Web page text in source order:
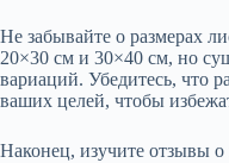
Не забывайте о размерах
20×30 см и 30×40 см, но
вариаций. Убедитесь, что
ваших целей, чтобы
Наконец, изучите отзывы о